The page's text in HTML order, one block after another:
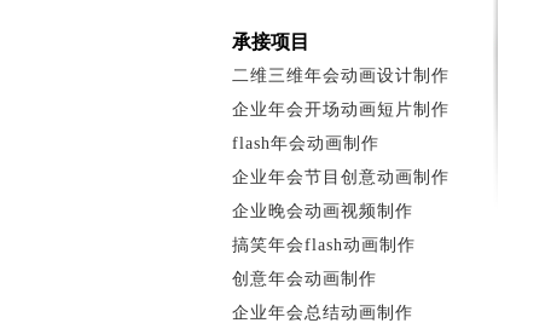
承接项目
二维三维年会动画设计制作
企业年会开场动画短片制作
flash年会动画制作
企业年会节目创意动画制作
企业晚会动画视频制作
搞笑年会flash动画制作
创意年会动画制作
企业年会总结动画制作